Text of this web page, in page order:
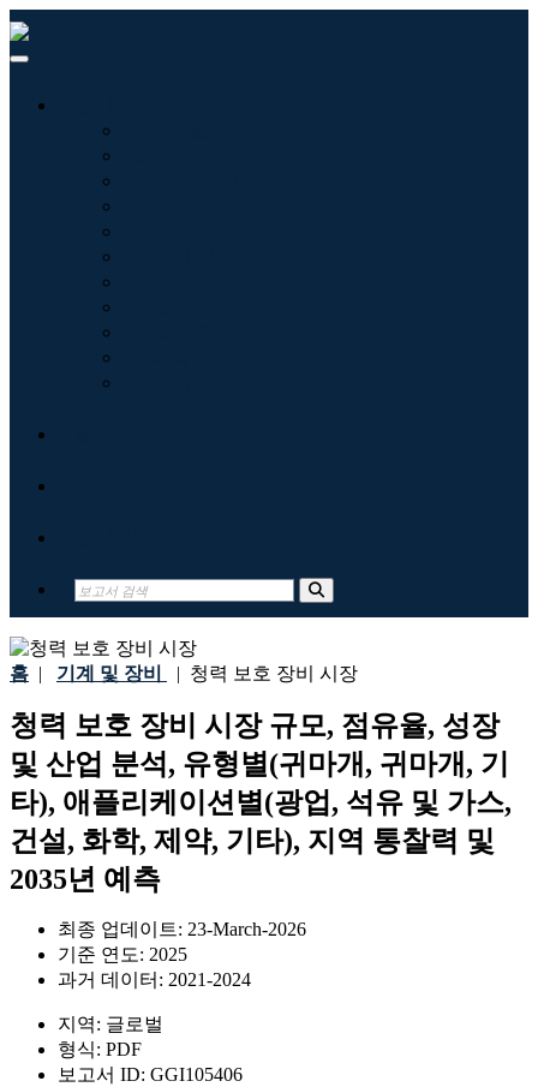
홈 | 기계 및 장비 | 청력 보호 장비 시장
청력 보호 장비 시장 규모, 점유율, 성장
및 산업 분석, 유형별(귀마개, 귀마개, 기
타), 애플리케이션별(광업, 석유 및 가스,
건설, 화학, 제약, 기타), 지역 통찰력 및
2035년 예측
최종 업데이트: 23-March-2026
기준 연도: 2025
과거 데이터: 2021-2024
지역: 글로벌
형식: PDF
보고서 ID: GGI105406